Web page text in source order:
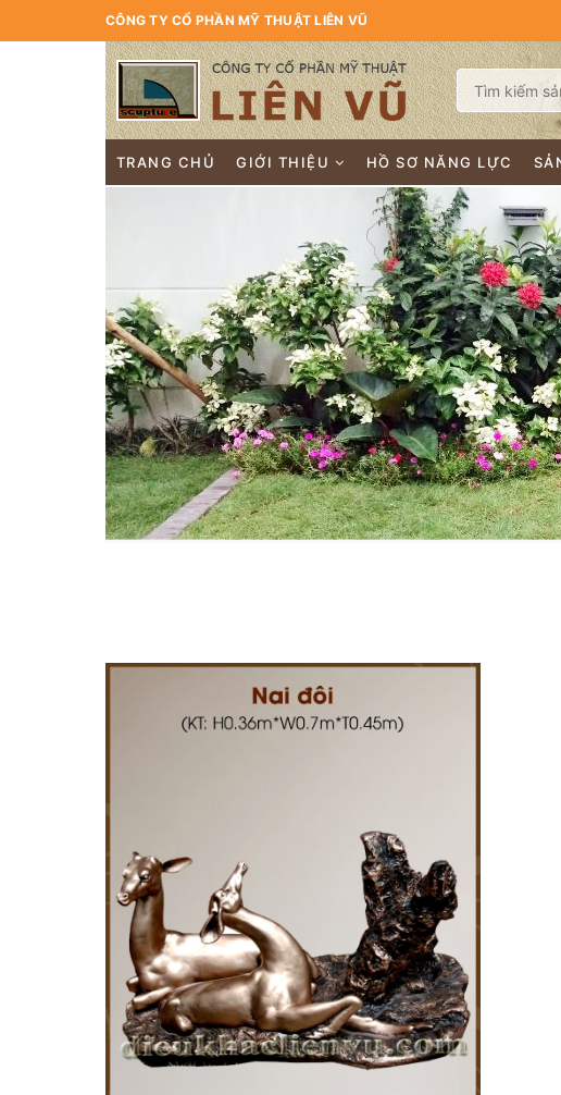
CÔNG TY CỔ PHẦN MỸ THUẬT LIÊN VŨ
TRANG CHỦ GIỚI THIỆU HỒ SƠ NĂNG LỰC